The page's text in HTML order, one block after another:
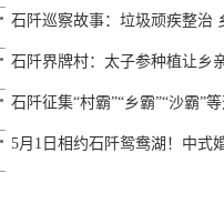
石阡巡察故事：垃圾顽疾整治
石阡界牌村：太子参种植让乡
石阡征集“村霸”“乡霸”“沙霸”
5月1日相约石阡鸳鸯湖！中